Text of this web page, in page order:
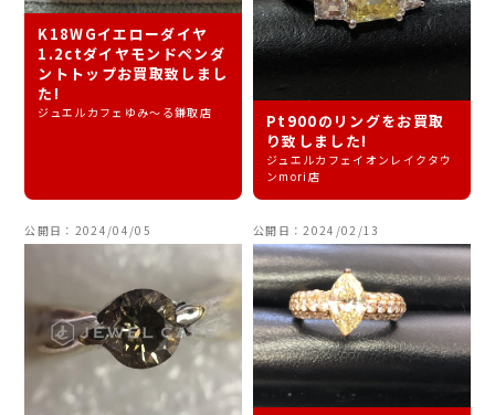
K18WGイエローダイヤ
1.2ctダイヤモンドペンダ
ントトップお買取致しまし
た!
ジュエルカフェゆみ～る鎌取店
Pt900のリングをお買取
り致しました!
ジュエルカフェイオンレイクタウ
ンmori店
公開日：2024/04/05 公開日：2024/02/13